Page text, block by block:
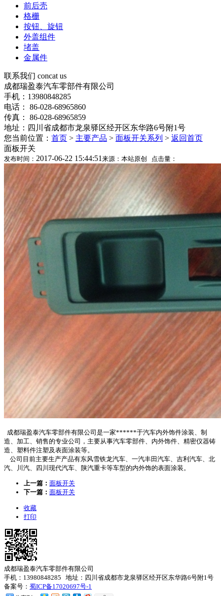
前后壳
格栅
按钮、旋钮
外盖组件
堵盖
金属件
联系我们 concat us
成都瑞盈泰汽车零部件有限公司
手机：13980848285
电话： 86-028-68965860
传真： 86-028-68965859
地址：四川省成都市龙泉驿区经开区东华路6号附1号
您当前位置： 首页 > 主要产品 > 面板开关系列 > 返回首页
面板开关
发布时间： 2017-06-22 15:44:51 来源：本站原创 点击量：
成都瑞盈泰汽车零部件有限公司是一家******于汽车内外饰件涂装、制
造、加工、销售的专业公司，主要从事汽车零部件、内外饰件、精密仪器铸
造、塑料件注塑及表面涂装等。
公司目前主要生产产品有东风雪铁龙汽车、一汽丰田汽车、吉利汽车、北
汽、川汽、四川现代汽车、陕汽重卡等车型的内外饰的表面涂装。
上一篇： 面板开关
下一篇： 面板开关
收藏
打印
成都瑞盈泰汽车零部件有限公司
手机：13980848285 地址：四川省成都市龙泉驿区经开区东华路6号附1号
备案号： 蜀ICP备17020697号-1